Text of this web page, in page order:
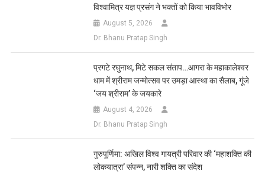
विश्वामित्र यज्ञ प्रसंग ने भक्तों को किया भावविभोर
August 5, 2026
Dr. Bhanu Pratap Singh
प्रगटे रघुनाथ, मिटे सकल संताप…आगरा के महाकालेश्वर
धाम में श्रीराम जन्मोत्सव पर उमड़ा आस्था का सैलाब, गूंजे
‘जय श्रीराम’ के जयकारे
August 4, 2026
Dr. Bhanu Pratap Singh
गुरुपूर्णिमा: अखिल विश्व गायत्री परिवार की ‘महाशक्ति की
लोकयात्रा’ संपन्न, नारी शक्ति का संदेश